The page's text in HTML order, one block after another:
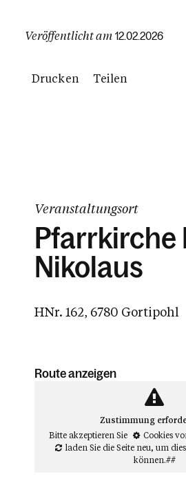
Veröffentlicht am 12.02.2026
Drucken Teilen
Veranstaltungsort
Pfarrkirche
Nikolaus
HNr. 162, 6780 Gortipohl
Route anzeigen
Zustimmung
Bitte akzeptieren Sie
Cookies
laden Sie die Seite neu, um
können.##